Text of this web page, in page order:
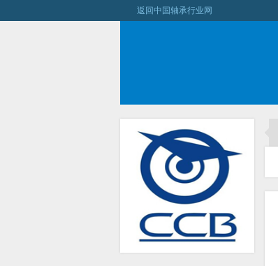
返回中国轴承行业网